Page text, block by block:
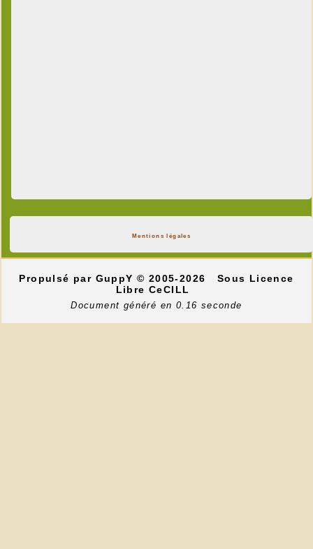
Mentions légales
Propulsé par GuppY© 2005-2026
Sous Licence
Libre CeCILL
Document généré en 0.16 seconde